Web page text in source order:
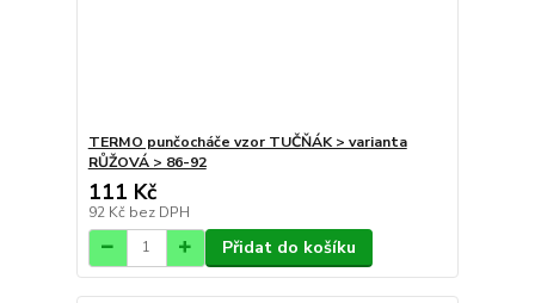
TERMO punčocháče vzor TUČŇÁK > varianta
RŮŽOVÁ > 86-92
111 Kč
92 Kč bez DPH
Přidat do košíku